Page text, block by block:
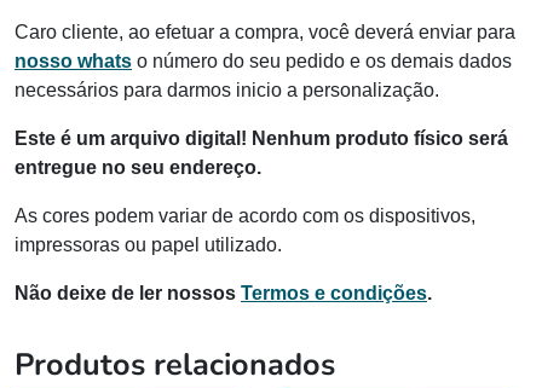
Caro cliente, ao efetuar a compra, você deverá enviar para
nosso whats o número do seu pedido e os demais dados
necessários para darmos inicio a personalização.
Este é um arquivo digital! Nenhum produto físico será
entregue no seu endereço.
As cores podem variar de acordo com os dispositivos,
impressoras ou papel utilizado.
Não deixe de ler nossos Termos e condições.
Produtos relacionados